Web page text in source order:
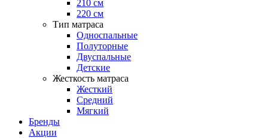
210 см
220 см
Тип матраса
Односпальные
Полуторные
Двуспальные
Детские
Жесткость матраса
Жесткий
Средний
Мягкий
Бренды
Акции